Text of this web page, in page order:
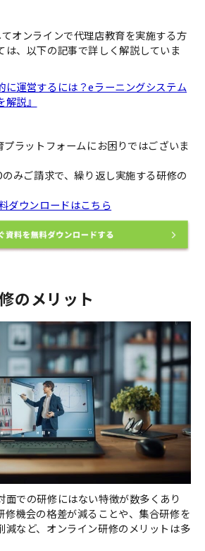
オンラインで代理店教育を実施する方
は、以下の記事で詳しく解説していま
に運営するには？eラーニングシステム
説』
ラットフォームにお困りではございま
みご請求で、繰り返し実施する研修の
ダウンロードはこちら
のメリット
面での研修にはない特徴が数多くあり
修機会の格差が減ることや、集合研修を
減など、オンライン研修のメリットは多